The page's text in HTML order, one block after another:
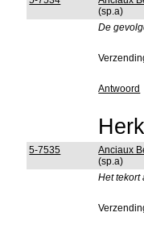
(sp.a)
De
Antwoord
5-7535
Anciaux
(sp.a)
Het tekort